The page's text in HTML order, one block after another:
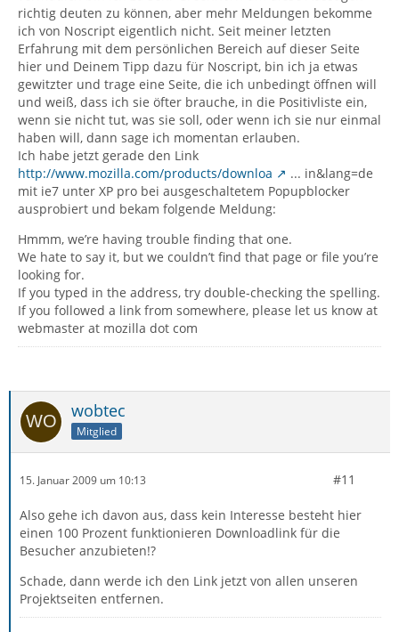
richtig deuten zu können, aber mehr Meldungen bekomme
ich von Noscript eigentlich nicht. Seit meiner letzten
Erfahrung mit dem persönlichen Bereich auf dieser Seite
hier und Deinem Tipp dazu für Noscript, bin ich ja etwas
gewitzter und trage eine Seite, die ich unbedingt öffnen will
und weiß, dass ich sie öfter brauche, in die Positivliste ein,
wenn sie nicht tut, was sie soll, oder wenn ich sie nur einmal
haben will, dann sage ich momentan erlauben.
Ich habe jetzt gerade den Link
http://www.mozilla.com/products/downloa
... in&lang=de
mit ie7 unter XP pro bei ausgeschaltetem Popupblocker
ausprobiert und bekam folgende Meldung:
Hmmm, we’re having trouble finding that one.
We hate to say it, but we couldn’t find that page or file you’re
looking for.
If you typed in the address, try double-checking the spelling.
If you followed a link from somewhere, please let us know at
webmaster at mozilla dot com
wobtec
Mitglied
15. Januar 2009 um 10:13 #11
Also gehe ich davon aus, dass kein Interesse besteht hier
einen 100 Prozent funktionieren Downloadlink für die
Besucher anzubieten!?
Schade, dann werde ich den Link jetzt von allen unseren
Projektseiten entfernen.